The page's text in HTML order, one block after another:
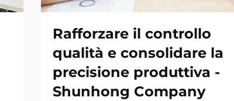
Rafforzare il controllo
qualità e consolidare la
precisione produttiva -
Shunhong Company